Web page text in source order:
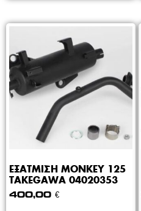
ΕΞΑΤΜΙΣΗ MONKEY 125
TAKEGAWA 04020353
400,00 €